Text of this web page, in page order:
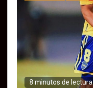
8 minutos de lectura